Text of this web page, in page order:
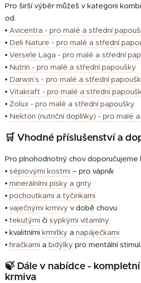
Pro širší výběr můžeš v kategorii
od:
• Avicentra - pro malé a střední
• Deli Nature - pro malé a střední
• Versele Laga - pro malé a střední
• Nutrin - pro malé a střední papoušky
• Darwin’s - pro malé a střední
• Vitakraft - pro malé a střední
• Zolux - pro malé a střední papoušky
• Nekton (nutriční doplňky) - pro malé
🛒 Vhodné příslušenství a
Pro plnohodnotný chov doporučujeme
• sépiovými kostmi – pro vápník
• minerálními písky a grity
• pochoutkami a tyčinkami
• vaječnými krmivy v době chovu
• tekutými či sypkými vitamíny
• kvalitními krmítky a napáječkami
• hračkami a bidýlky pro mentální
🍃 Dále v nabídce -
krmiva